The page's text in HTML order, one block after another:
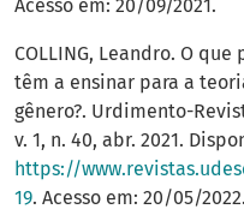
Acesso em: 20/09/2021.
COLLING, Leandro. O
têm a ensinar para a
gênero?. Urdimento-
v. 1, n. 40, abr. 2021.
https://
19. Acesso em: 20/05/2022.